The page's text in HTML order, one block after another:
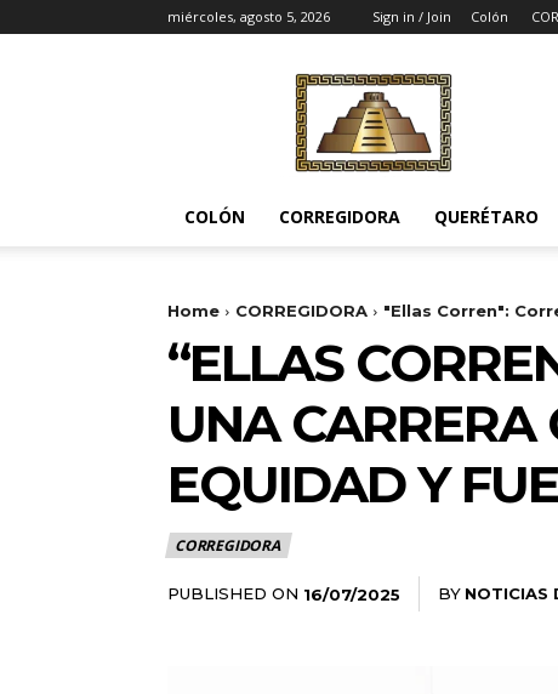
miércoles, agosto 5, 2026 Sign in / Join Colón
Noticias
del
Pueblito
COLÓN CORREGIDORA QUERÉTARO
Home CORREGIDORA "Ellas Corren":
“ELLAS
UNA CARRERA
EQUIDAD Y
CORREGIDORA
PUBLISHED ON 16/07/2025 BY NOTICIAS